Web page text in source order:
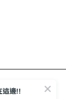
這邊!!